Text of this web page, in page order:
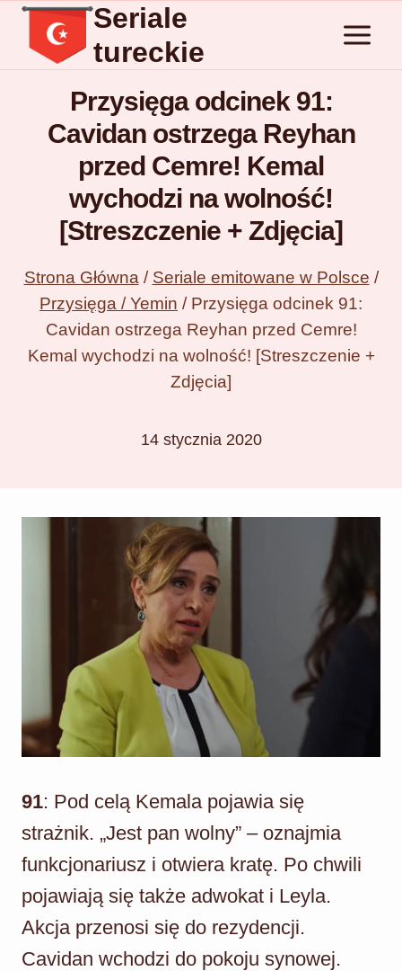
Przejdź
treści
Seriale
tureckie
Przysięga odcinek 91:
Cavidan ostrzega Reyhan
przed Cemre! Kemal
wychodzi na wolność!
[Streszczenie + Zdjęcia]
Strona Główna / Seriale emitowane w Polsce /
Przysięga / Yemin / Przysięga odcinek 91:
Cavidan ostrzega Reyhan przed Cemre!
Kemal wychodzi na wolność! [Streszczenie +
Zdjęcia]
14 stycznia 2020
91: Pod celą Kemala pojawia się
strażnik. „Jest pan wolny” – oznajmia
funkcjonariusz i otwiera kratę. Po chwili
pojawiają się także adwokat i Leyla.
Akcja przenosi się do rezydencji.
Cavidan wchodzi do pokoju synowej.